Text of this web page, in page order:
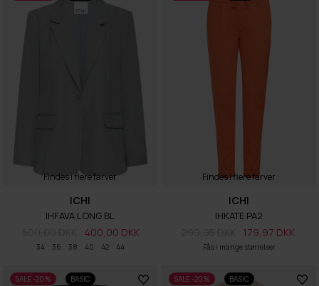
Findes i flere farver
34 36 38 40 42 44
ICHI
IHFAVA LONG BL
400,00 DKK
Findes i flere farver
Fås i mange størrelser
ICHI
IHKATE PA2
179,97 DKK
SALE -20% BASIC SALE -20% BASIC